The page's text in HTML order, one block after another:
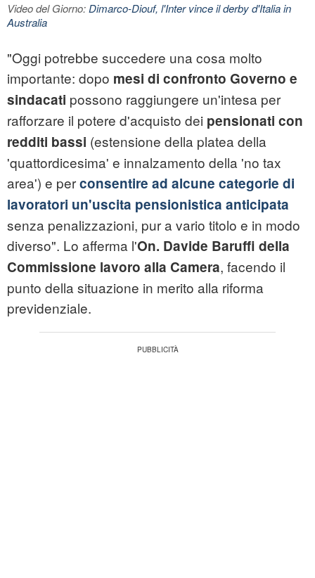
Video del Giorno:Dimarco-Diouf, l'Inter vince il derby d'Italia in
Australia
"Oggi potrebbe succedere una cosa molto
importante: dopo mesi di confronto Governo e
sindacati possono raggiungere un'intesa per
rafforzare il potere d'acquisto dei pensionati con
redditi bassi (estensione della platea della
'quattordicesima' e innalzamento della 'no tax
area') e perconsentire ad alcune categorie di
lavoratori un'uscita pensionistica anticipata
senza penalizzazioni, pur a vario titolo e in modo
diverso". Lo afferma l'On. Davide Baruffi della
Commissione lavoro alla Camera, facendo il
punto della situazione in merito alla riforma
previdenziale.